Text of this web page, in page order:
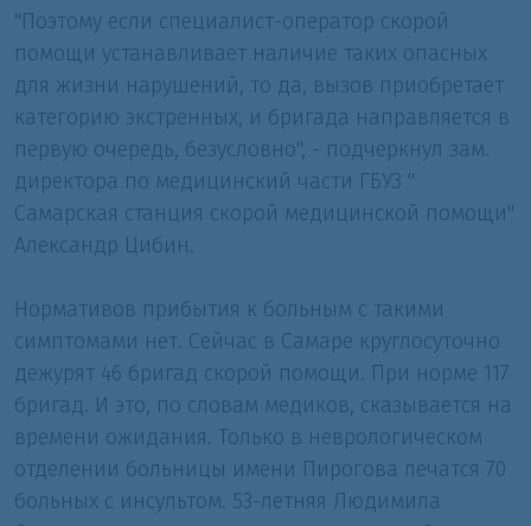
"Поэтому если специалист-оператор скорой
помощи устанавливает наличие таких опасных
для жизни нарушений, то да, вызов приобретает
категорию экстренных, и бригада направляется в
первую очередь, безусловно", - подчеркнул зам.
директора по медицинский части ГБУЗ "
Самарская станция скорой медицинской помощи"
Александр Цибин.
Нормативов прибытия к больным с такими
симптомами нет. Сейчас в Самаре круглосуточно
дежурят 46 бригад скорой помощи. При норме 117
бригад. И это, по словам медиков, сказывается на
времени ожидания. Только в неврологическом
отделении больницы имени Пирогова лечатся 70
больных с инсультом. 53-летняя Людимила